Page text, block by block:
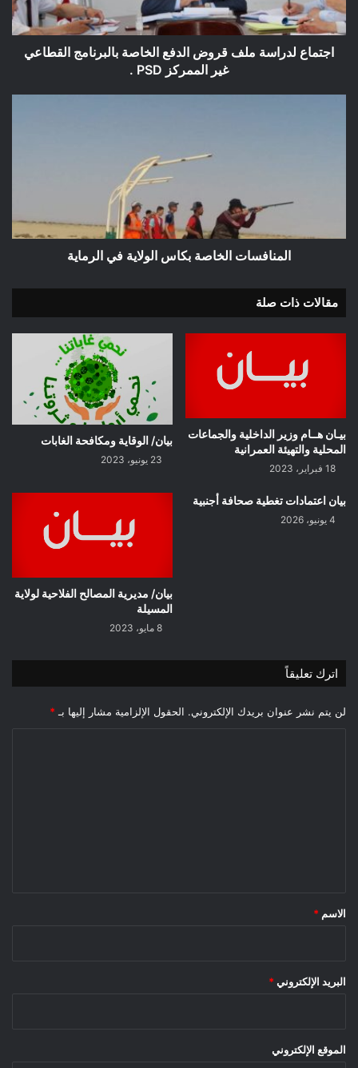
القطاعي
غير
الممركز
اجتماع لدراسة ملف قروض الدفع الخاصة بالبرنامج القطاعي
غير الممركز PSD .
المنافسات الخاصة بكاس الولاية في الرماية
مقالات ذات صلة
بيـان هــام وزير الداخلية والجماعات
المحلية والتهيئة العمرانية
18 فبراير، 2023
بيان/ الوقاية ومكافحة الغابات
23 يونيو، 2023
بيان اعتمادات تغطية صحافة أجنبية
4 يونيو، 2026
بيان/ مديرية المصالح الفلاحية لولاية
المسيلة
8 مايو، 2023
اترك تعليقاً
لن يتم نشر عنوان بريدك الإلكتروني. الحقول الإلزامية مشار إليها بـ *
*
الاسم *
البريد الإلكتروني *
الموقع الإلكتروني